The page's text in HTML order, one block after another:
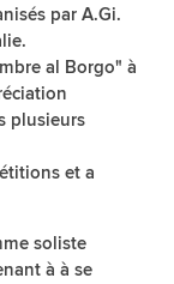
par A.Gi.
al Borgo" à
plusieurs
et a
soliste
à à se